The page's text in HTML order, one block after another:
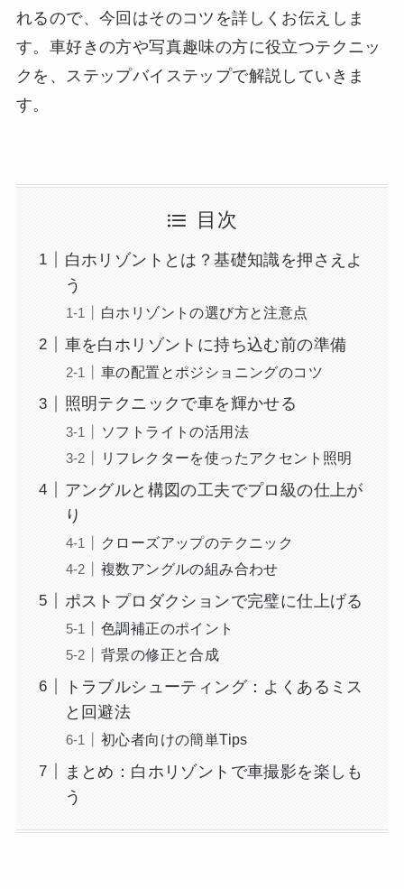
れるので、今回はそのコツを詳しくお伝えしま
す。車好きの方や写真趣味の方に役立つテクニッ
クを、ステップバイステップで解説していきま
す。
目次
白ホリゾントとは？基礎知識を押さえよ
う
白ホリゾントの選び方と注意点
車を白ホリゾントに持ち込む前の準備
車の配置とポジショニングのコツ
照明テクニックで車を輝かせる
ソフトライトの活用法
リフレクターを使ったアクセント照明
アングルと構図の工夫でプロ級の仕上が
り
クローズアップのテクニック
複数アングルの組み合わせ
ポストプロダクションで完璧に仕上げる
色調補正のポイント
背景の修正と合成
トラブルシューティング：よくあるミス
と回避法
初心者向けの簡単Tips
まとめ：白ホリゾントで車撮影を楽しも
う